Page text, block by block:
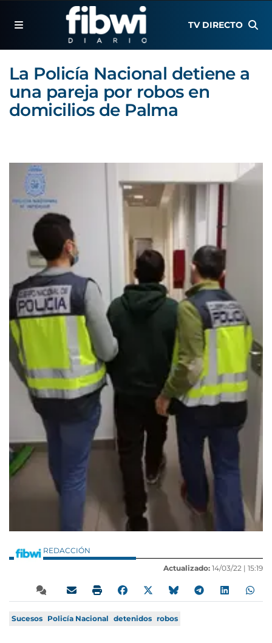
TV DIRECTO
La Policía Nacional detiene a
una pareja por robos en
domicilios de Palma
REDACCIÓN
Actualizado: 14/03/22 | 15:19
Sucesos Policía Nacional detenidos robos